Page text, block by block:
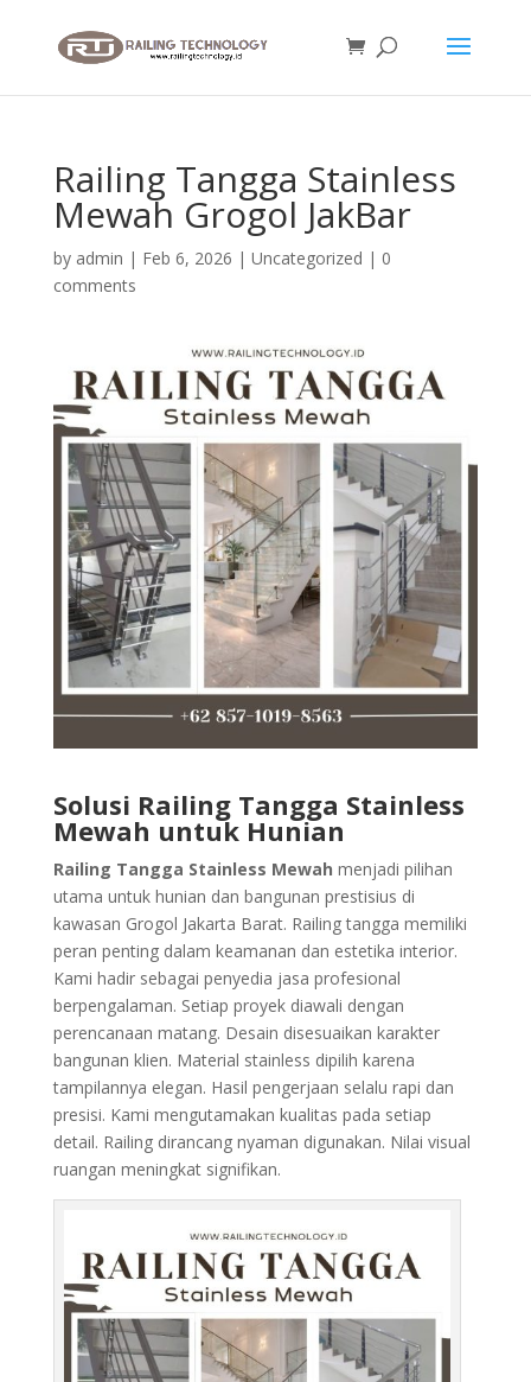
Railing Tangga Stainless
Mewah Grogol JakBar
by admin | Feb 6, 2026 | Uncategorized | 0
comments
Solusi Railing Tangga Stainless
Mewah untuk Hunian
Railing Tangga Stainless Mewah menjadi pilihan
utama untuk hunian dan bangunan prestisius di
kawasan Grogol Jakarta Barat. Railing tangga memiliki
peran penting dalam keamanan dan estetika interior.
Kami hadir sebagai penyedia jasa profesional
berpengalaman. Setiap proyek diawali dengan
perencanaan matang. Desain disesuaikan karakter
bangunan klien. Material stainless dipilih karena
tampilannya elegan. Hasil pengerjaan selalu rapi dan
presisi. Kami mengutamakan kualitas pada setiap
detail. Railing dirancang nyaman digunakan. Nilai visual
ruangan meningkat signifikan.